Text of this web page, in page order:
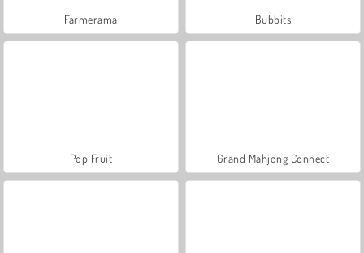
Farmerama Bubbits
Pop Fruit Grand Mahjong Connect